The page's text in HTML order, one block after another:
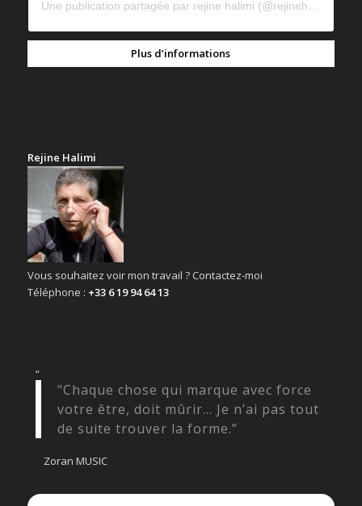
Plus d’informations
Rejine Halimi
Vous souhaitez voir mon travail ? Contactez-moi
Téléphone : +33 6 19 94 64 13
“
"Chaque chose qui marque avec force
votre être, doit mûrir… Je n’ai pas tout
de suite trouver la forme.”
Zoran MUSIC